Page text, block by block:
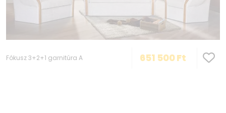
Fókusz 3+2+1 garnitúra A 651 500Ft